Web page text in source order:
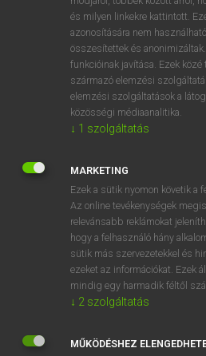
VAN
Van előfizetésem a teljes
BELÉPÉS
NINCS
Nincs regisztrációm és
díjmentes próbaverziójának
belépek.
és milyen linkekre kattintott.
azonosítására nem
összesítettek és
funkcióinak javítása. Ezek
származó elemzési
elemzési szolgáltatások a
közösségi médiaanalitika.
↓ 1 szolgáltatás
MARKETING
Ezek a sütik nyomon követik a
Az online tevékenységek
relevánsabb reklámokat
hogy a felhasználó hány
sütik más szervezetekkel és
ezeket az információkat. Ezek
mindig egy harmadik féltől
↓ 2 szolgáltatás
MŰKÖDÉSHEZ